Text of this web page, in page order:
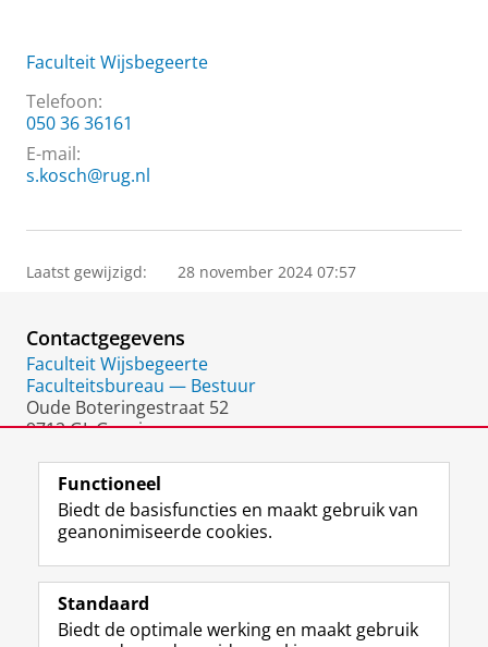
Faculteit Wijsbegeerte
Telefoon:
050 36 36161
E-mail:
s.kosch@rug.nl
Laatst gewijzigd: 28 november 2024 07:57
Contactgegevens
Faculteit Wijsbegeerte
Faculteitsbureau — Bestuur
Oude Boteringestraat 52
9712 GL Groningen
Volg de RUG
F
a
e
L
i
k
R
S
-
I
n
t
Y
o
T
Studiekiezers
Functioneel
Biedt de basisfuncties en maakt gebruik van
geanonimiseerde cookies.
Standaard
Biedt de optimale werking en maakt gebruik